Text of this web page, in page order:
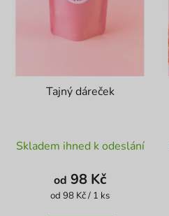
Tajný dáreček
hodnocení
produktu
je
Skladem ihned k odeslání
od 98 Kč
Měrná
od 98 Kč / 1 ks